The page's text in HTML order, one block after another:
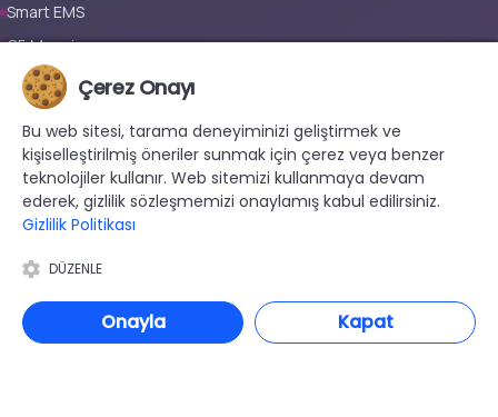
Smart EMS
G5 Masajı
Tüm Vücut Epilasyon (Erkek)
Tüm Vücut Epilasyon (Kadın)
Protez Tırnak
İLETIŞIM
+90 533 038 48 24
hello@renewandrevive.co
Merkez Mah., Abide-i Hürriyet Cad. Üçler Apt, No:141 Kat:1 D:1,
34381 Şişli/İstanbul
Çerez Onayı
Bu web sitesi, tarama deneyiminizi geliştirmek ve
kişiselleştirilmiş öneriler sunmak için çerez veya benzer
teknolojiler kullanır. Web sitemizi kullanmaya devam
ederek, gizlilik sözleşmemizi onaylamış kabul edilirsiniz.
Gizlilik Politikası
DÜZENLE
Onayla Kapat